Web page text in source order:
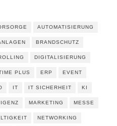
AUTOMATISIERUNG
BRANDSCHUTZ
DIGITALISIERUNG
PLUS ERP EVENT
IT IT SICHERHEIT KI
MARKETING MESSE
NETWORKING